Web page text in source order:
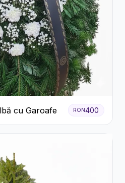
cu Garoafe RON400